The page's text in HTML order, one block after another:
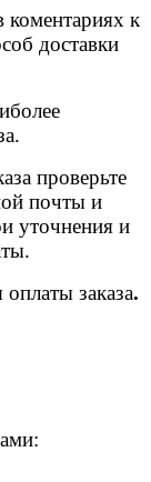
коментариях к
доставки
проверьте
почты и
уточнения и
заказа.